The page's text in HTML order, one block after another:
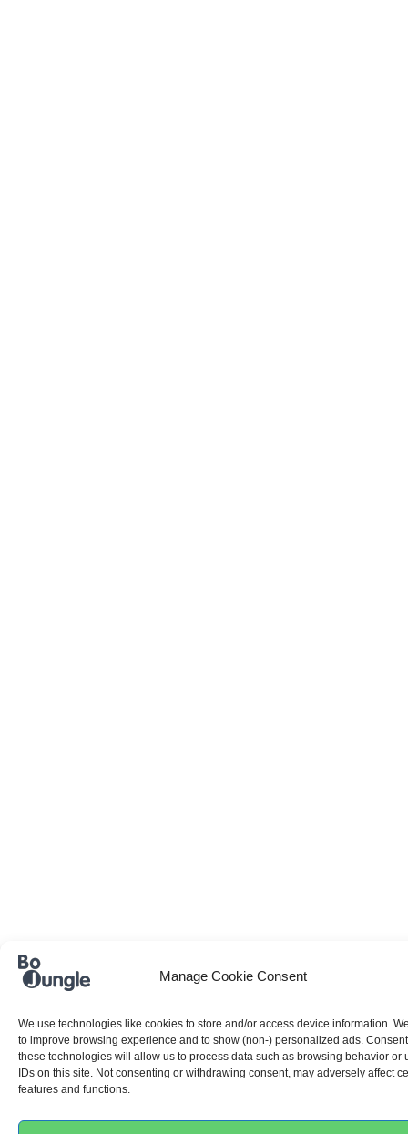
Manage Cookie Consent
We use technologies like cookies to store and/or access device information.
to improve browsing experience and to show (non-) personalized ads.
these technologies will allow us to process data such as browsing behavior or
IDs on this site. Not consenting or withdrawing consent, may adversely affect
features and functions.